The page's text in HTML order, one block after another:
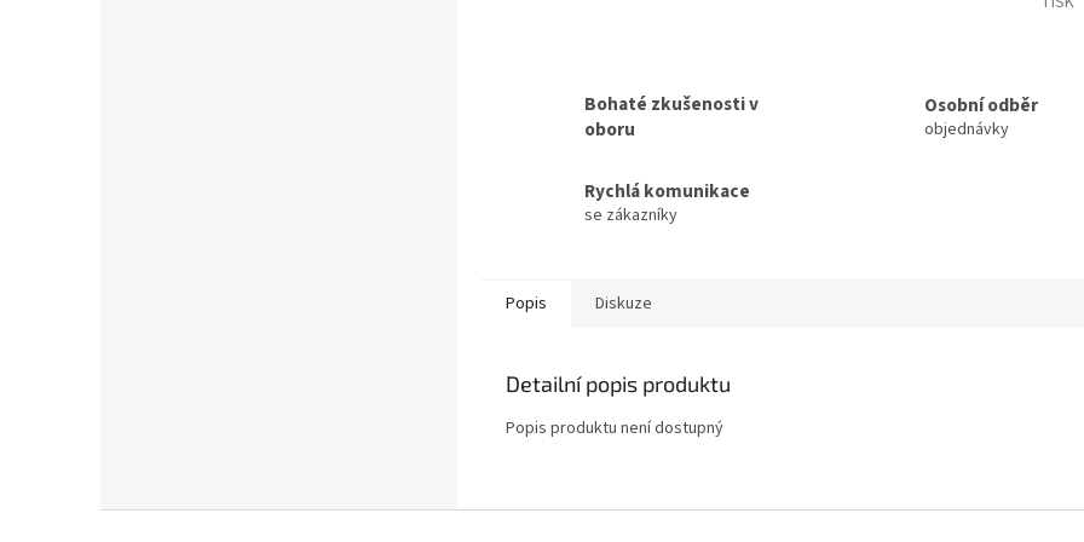
Bohaté zkušenosti v
oboru
Osobní odběr
objednávky
Rychlá komunikace
se zákazníky
Popis Diskuze
Detailní popis produktu
Popis produktu není dostupný